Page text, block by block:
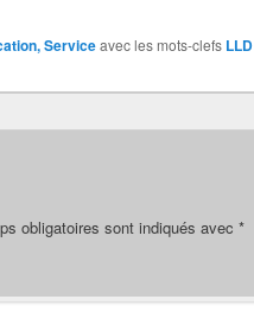
Serviceavec les mots-clefs LLD
obligatoires sont indiqués avec *